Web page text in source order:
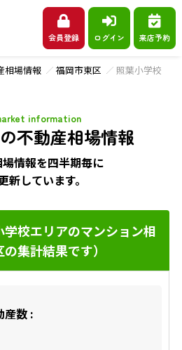
会員登録 ログイン 来店予約
相場情報 福岡市東区 照葉小学校
不動産相場情報
information
情報を四半期毎に
新しています。
校エリアのマンション相
集計結果です）
産数 :